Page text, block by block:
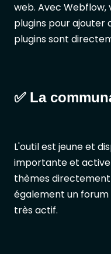
web. Avec Webflow,
plugins pour ajouter
plugins sont
✅ La
L'outil est jeune et
importante et
thèmes
également un
très actif.